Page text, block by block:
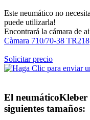
Este neumático no
puede utilizarla!
Encontrará la cámara de
Càmara 710/70-38 TR218
Solicitar precio
El neumáticoKleber
siguientes tamaños: